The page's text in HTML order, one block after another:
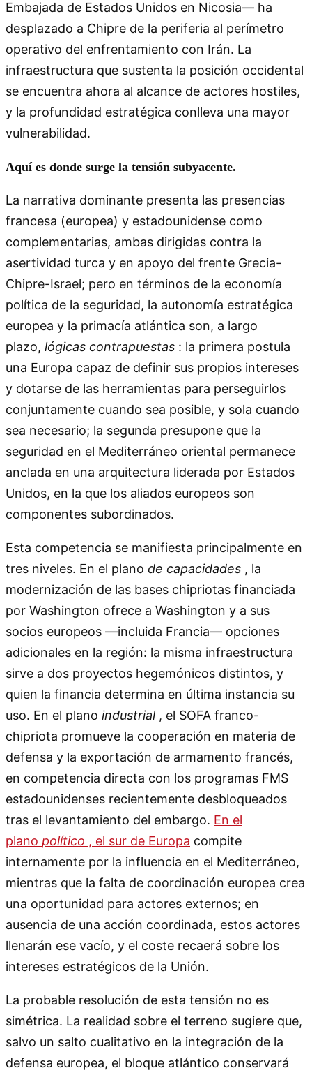
Embajada de Estados Unidos en Nicosia— ha
desplazado a Chipre de la periferia al perímetro
operativo del enfrentamiento con Irán. La
infraestructura que sustenta la posición occidental
se encuentra ahora al alcance de actores hostiles,
y la profundidad estratégica conlleva una mayor
vulnerabilidad.
Aquí es donde surge la tensión subyacente.
La narrativa dominante presenta las presencias
francesa (europea) y estadounidense como
complementarias, ambas dirigidas contra la
asertividad turca y en apoyo del frente Grecia-
Chipre-Israel; pero en términos de la economía
política de la seguridad, la autonomía estratégica
europea y la primacía atlántica son, a largo
plazo, lógicas contrapuestas : la primera postula
una Europa capaz de definir sus propios intereses
y dotarse de las herramientas para perseguirlos
conjuntamente cuando sea posible, y sola cuando
sea necesario; la segunda presupone que la
seguridad en el Mediterráneo oriental permanece
anclada en una arquitectura liderada por Estados
Unidos, en la que los aliados europeos son
componentes subordinados.
Esta competencia se manifiesta principalmente en
tres niveles. En el plano de capacidades , la
modernización de las bases chipriotas financiada
por Washington ofrece a Washington y a sus
socios europeos —incluida Francia— opciones
adicionales en la región: la misma infraestructura
sirve a dos proyectos hegemónicos distintos, y
quien la financia determina en última instancia su
uso. En el plano industrial, el SOFA franco-
chipriota promueve la cooperación en materia de
defensa y la exportación de armamento francés,
en competencia directa con los programas FMS
estadounidenses recientemente desbloqueados
tras el levantamiento del embargo. En el
plano político , el sur de Europa compite
internamente por la influencia en el Mediterráneo,
mientras que la falta de coordinación europea crea
una oportunidad para actores externos; en
ausencia de una acción coordinada, estos actores
llenarán ese vacío, y el coste recaerá sobre los
intereses estratégicos de la Unión.
La probable resolución de esta tensión no es
simétrica. La realidad sobre el terreno sugiere que,
salvo un salto cualitativo en la integración de la
defensa europea, el bloque atlántico conservará